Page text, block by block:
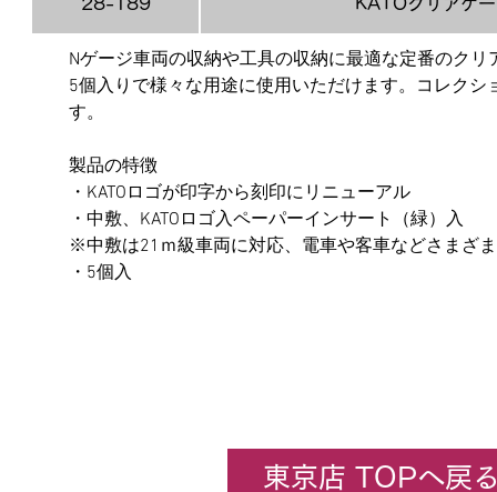
Nゲージ車両の収納や工具の収納に最適な定番のクリ
5個入りで様々な用途に使用いただけます。コレク
す。
製品の特徴
・KATOロゴが印字から刻印にリニューアル
・中敷、KATOロゴ入ペーパーインサート（緑）入
※中敷は21ｍ級車両に対応、電車や客車などさまざ
・5個入
東京店 TOPへ戻